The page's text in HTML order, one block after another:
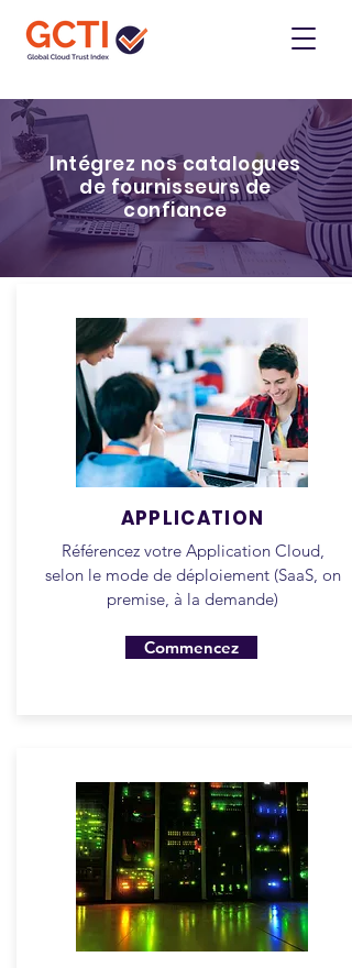
Intégrez nos catalogues
de fournisseurs de
confiance
APPLICATION
Référencez votre Application Cloud,
selon le mode de déploiement (SaaS, on
premise, à la demande)
Commencez